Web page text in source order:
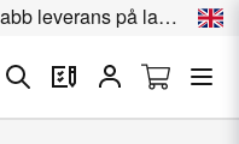
leverans på lagervara